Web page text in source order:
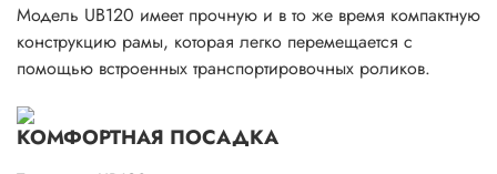
Модель UB120 имеет прочную и в то же время компактную
конструкцию рамы, которая легко перемещается с
помощью встроенных транспортировочных роликов.
КОМФОРТНАЯ ПОСАДКА